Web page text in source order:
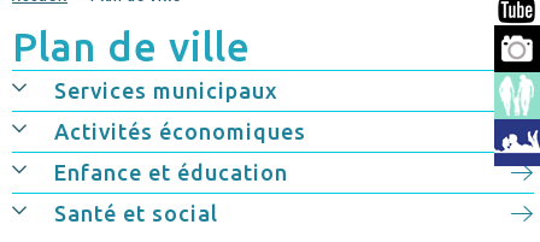
Plan de ville
Services municipaux
Activités économiques
Enfance et éducation
Santé et social